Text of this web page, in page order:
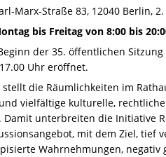
Marx-Straße 83, 12040 Berlin,
bis Freitag von 8:00 bis
der 35. öffentlichen
Uhr eröffnet.
stellt die Räumlichkeiten im
vielfältige kulturelle,
unterbreiten die Initiative
mit dem Ziel,
Wahrnehmungen,